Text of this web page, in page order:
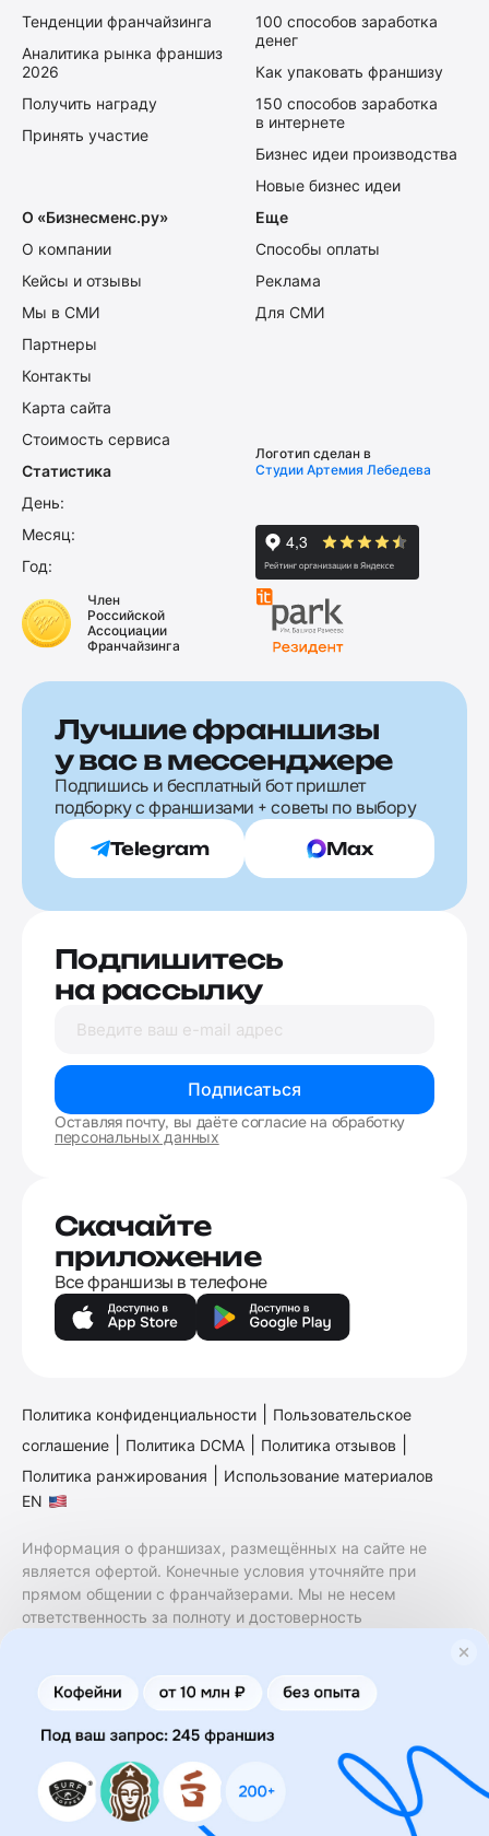
Тенденции франчайзинга
Аналитика рынка франшиз
2026
Получить награду
Принять участие
100 способов заработка
денег
Как упаковать франшизу
150 способов заработка
в интернете
Бизнес идеи производства
Новые бизнес идеи
О «Бизнесменс.ру»
О компании
Кейсы и отзывы
Мы в СМИ
Партнеры
Контакты
Карта сайта
Стоимость сервиса
Еще
Способы оплаты
Реклама
Для СМИ
Статистика
День:
Месяц:
Год:
Логотип сделан в
Студии Артемия Лебедева
Член
Российской
Ассоциации
Франчайзинга
Лучшие франшизы
у вас в мессенджере
Подпишись и бесплатный бот пришлет
подборку с франшизами + советы по выбору
Telegram Max
Подпишитесь
на рассылку
Подписаться
Оставляя почту, вы даёте согласие на обработку
персональных данных
Скачайте
приложение
Все франшизы в телефоне
Политика конфиденциальности
Пользовательское
соглашение
Политика DCMA Политика отзывов
Политика ранжирования
Использование материалов
EN
Информация о франшизах, размещённых на сайте не
является офертой. Конечные условия уточняйте при
прямом общении с франчайзерами. Мы не несем
ответственность за полноту и достоверность
финансовые услуги. Заключение договоров
коммерческой концессии (франчайзинга) осуществляется
правообладателями/их представителями. Бизнесменс.ру
не является посредником или представителем
правообладателя и не несет ответственность за условия
предоставления франшизы и действия лиц,
осуществленные на основании информации, имеющейся